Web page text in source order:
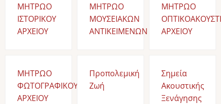
ΜΗΤΡΩΟ
ΙΣΤΟΡΙΚΟΥ
ΑΡΧΕΙΟΥ
ΜΗΤΡΩΟ
ΜΟΥΣΕΙΑΚΩΝ
ΑΝΤΙΚΕΙΜΕΝΩΝ
ΜΗΤΡΩΟ
ΑΡΧΕΙΟΥ
ΜΗΤΡΩΟ
ΦΩΤΟΓΡΑΦΙΚΟΥ
ΑΡΧΕΙΟΥ
Προπολεμική
Ζωή
Σημεία
Ακουστικής
Ξενάγησης